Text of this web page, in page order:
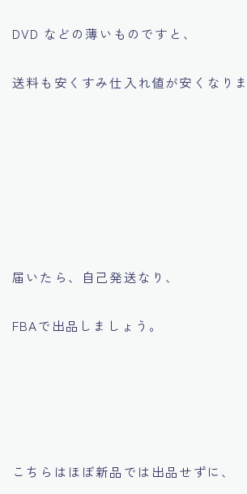
DVD などの薄いものですと、
送料も安くすみ仕入れ値が安くなりま
届いたら、自己発送なり、
FBAで出品しましょう。
こちらはほぼ新品では出品せずに、